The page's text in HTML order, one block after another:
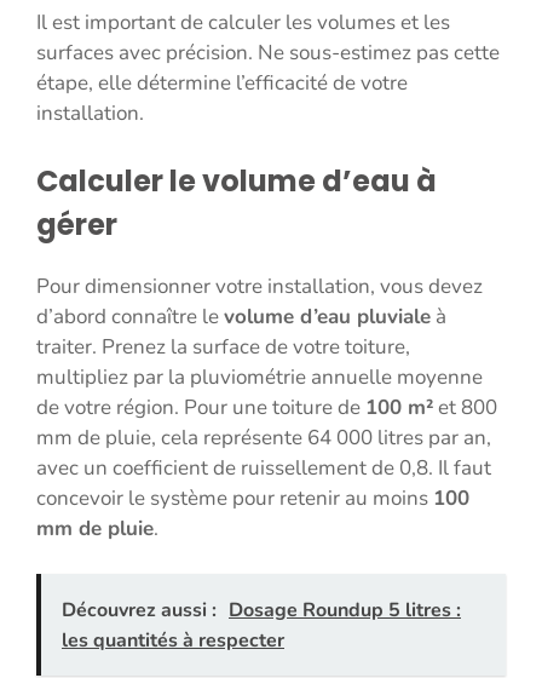
Il est important de calculer les volumes et les
surfaces avec précision. Ne sous-estimez pas cette
étape, elle détermine l’efficacité de votre
installation.
Calculer le volume d’eau à
gérer
Pour dimensionner votre installation, vous devez
d’abord connaître levolume d’eau pluviale à
traiter. Prenez la surface de votre toiture,
multipliez par la pluviométrie annuelle moyenne
de votre région. Pour une toiture de 100 m²et 800
mm de pluie, cela représente 64 000 litres par an,
avec un coefficient de ruissellement de 0,8. Il faut
concevoir le système pour retenir au moins 100
mm de pluie.
Découvrez aussi : Dosage Roundup 5 litres :
les quantités à respecter